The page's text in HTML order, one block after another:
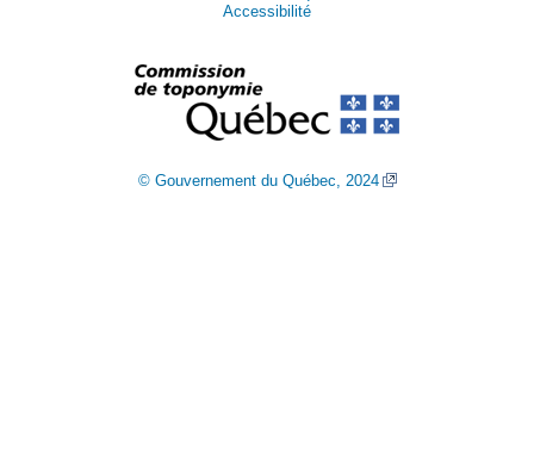
Accessibilité
© Gouvernement du Québec, 2024